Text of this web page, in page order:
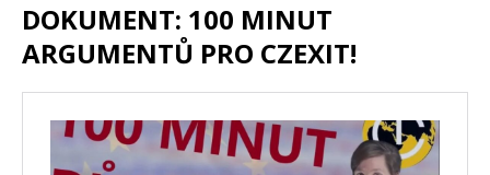
DOKUMENT: 100 MINUT
ARGUMENTŮ PRO CZEXIT!